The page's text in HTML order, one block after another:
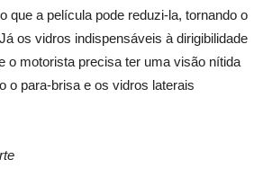
que a película pode reduzi-la, tornando o
os vidros indispensáveis à dirigibilidade
o motorista precisa ter uma visão nítida
o para-brisa e os vidros laterais